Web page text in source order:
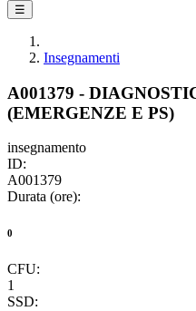
☰
Insegnamenti
A001379 -
(EMERGENZE E PS)
insegnamento
ID:
A001379
Durata (ore):
0
CFU:
1
SSD: